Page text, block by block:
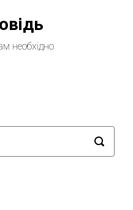
необхідно